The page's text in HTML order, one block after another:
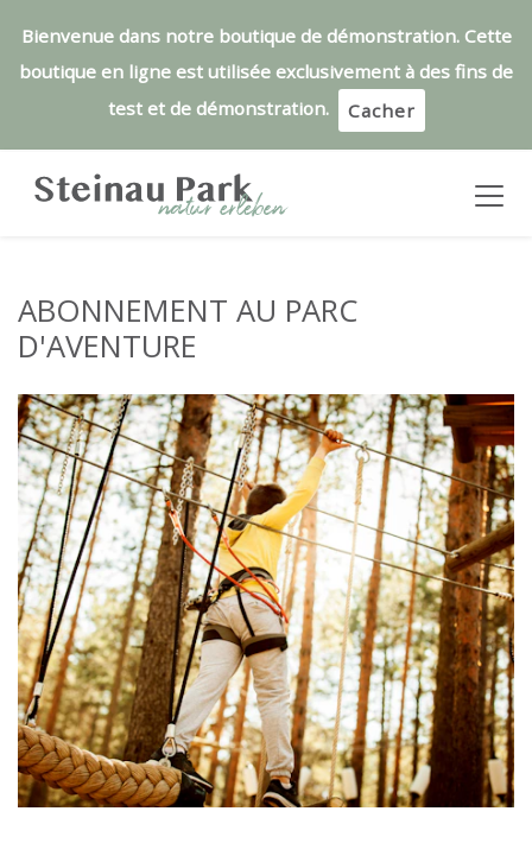
Bienvenue dans notre boutique de démonstration. Cette
boutique en ligne est utilisée exclusivement à des fins de
test et de démonstration.
Cacher
ABONNEMENT AU PARC
D'AVENTURE